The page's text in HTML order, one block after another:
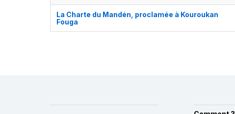
La Charte du Mandén, proclamée à Kouroukan
Fouga